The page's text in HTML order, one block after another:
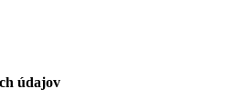
údajov